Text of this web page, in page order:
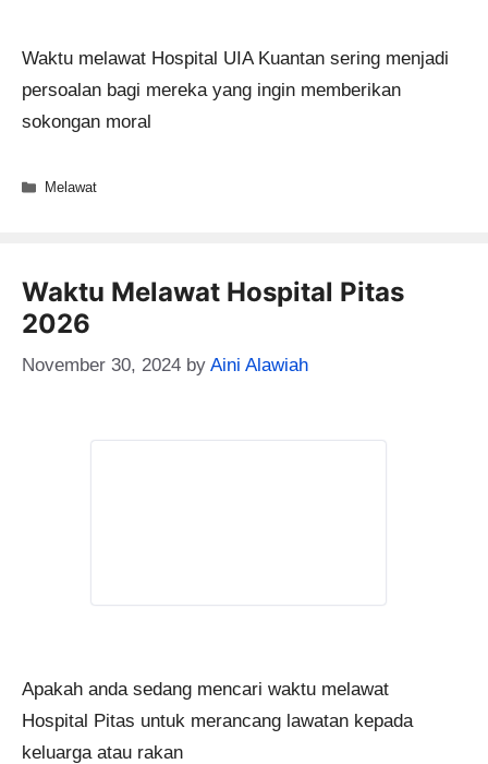
Waktu melawat Hospital UIA Kuantan sering menjadi
persoalan bagi mereka yang ingin memberikan
sokongan moral
Categories
Melawat
Waktu Melawat Hospital Pitas
2026
November 30, 2024 by Aini Alawiah
Apakah anda sedang mencari waktu melawat
Hospital Pitas untuk merancang lawatan kepada
keluarga atau rakan